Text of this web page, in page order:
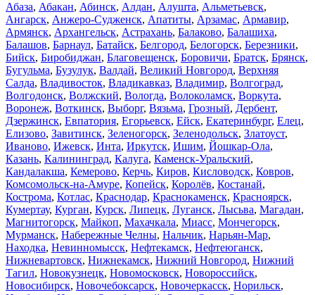
Абаза, Абакан, Абинск, Алдан, Алушта, Альметьевск,
Ангарск, Анжеро-Судженск, Апатиты, Арзамас, Армавир,
Армянск, Архангельск, Астрахань, Балаково, Балашиха,
Балашов, Барнаул, Батайск, Белгород, Белогорск, Березники,
Бийск, Биробиджан, Благовещенск, Боровичи, Братск, Брянск,
Бугульма, Бузулук, Валдай, Великий Новгород, Верхняя
Салда, Владивосток, Владикавказ, Владимир, Волгоград,
Волгодонск, Волжский, Вологда, Волоколамск, Воркута,
Воронеж, Воткинск, Выборг, Вязьма, Грозный, Дербент,
Дзержинск, Евпатория, Егорьевск, Ейск, Екатеринбург, Елец,
Елизово, Завитинск, Зеленогорск, Зеленодольск, Златоуст,
Иваново, Ижевск, Инта, Иркутск, Ишим, Йошкар-Ола,
Казань, Калининград, Калуга, Каменск-Уральский,
Кандалакша, Кемерово, Керчь, Киров, Кисловодск, Ковров,
Комсомольск-на-Амуре, Копейск, Королёв, Костанай,
Кострома, Котлас, Краснодар, Краснокаменск, Красноярск,
Кумертау, Курган, Курск, Липецк, Луганск, Лысьва, Магадан,
Магнитогорск, Майкоп, Махачкала, Миасс, Мончегорск,
Мурманск, Набережные Челны, Нальчик, Нарьян-Мар,
Находка, Невинномысск, Нефтекамск, Нефтеюганск,
Нижневартовск, Нижнекамск, Нижний Новгород, Нижний
Тагил, Новокузнецк, Новомосковск, Новороссийск,
Новосибирск, Новочебоксарск, Новочеркасск, Норильск,